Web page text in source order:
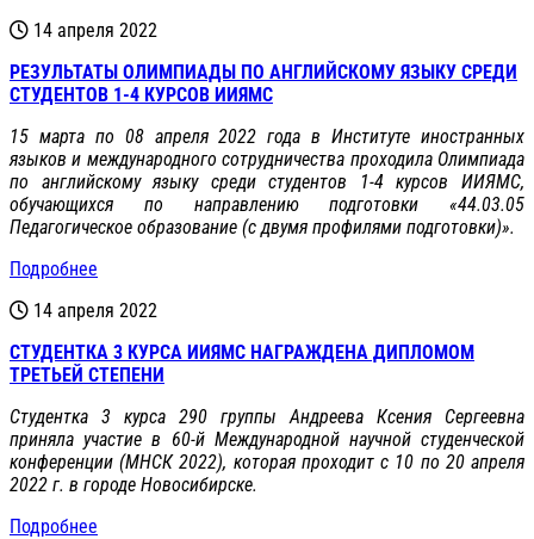
14 апреля 2022
РЕЗУЛЬТАТЫ ОЛИМПИАДЫ ПО АНГЛИЙСКОМУ ЯЗЫКУ СРЕДИ
СТУДЕНТОВ 1-4 КУРСОВ ИИЯМС
15 марта по 08 апреля 2022 года в Институте иностранных
языков и международного сотрудничества проходила Олимпиада
по английскому языку среди студентов 1-4 курсов ИИЯМС,
обучающихся по направлению подготовки «44.03.05
Педагогическое образование (с двумя профилями подготовки)».
Подробнее
14 апреля 2022
СТУДЕНТКА 3 КУРСА ИИЯМС НАГРАЖДЕНА ДИПЛОМОМ
ТРЕТЬЕЙ СТЕПЕНИ
Студентка 3 курса 290 группы Андреева Ксения Сергеевна
приняла участие в 60-й Международной научной студенческой
конференции(МНСК 2022), которая проходит с 10 по 20 апреля
2022 г. в городе Новосибирске.
Подробнее